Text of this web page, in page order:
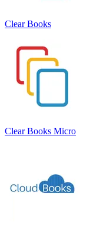
Clear Books
Clear Books Micro